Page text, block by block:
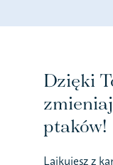
Dzięki
ptaków!
Lajkujesz z